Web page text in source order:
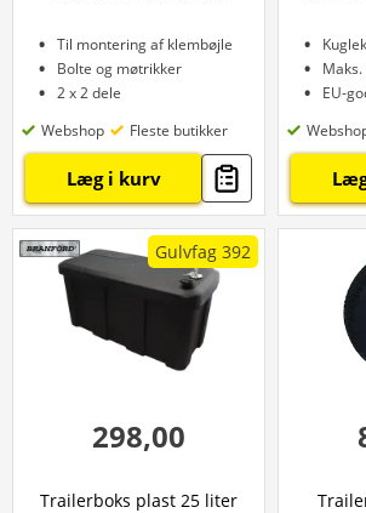
Til montering af klembøjle
Bolte og møtrikker
2 x 2 dele
Webshop
Fleste butikker
Læg i kurv
EU-
Gulvfag 392
298,00
Trailerboks plast 25 liter